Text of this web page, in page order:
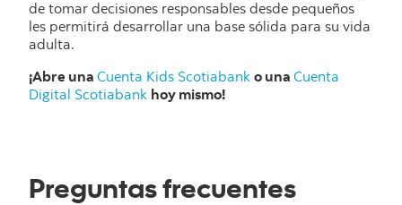
de tomar decisiones responsables desde pequeños
les permitirá desarrollar una base sólida para su vida
adulta.
¡Abre una Cuenta Kids Scotiabank o una Cuenta
Digital Scotiabank hoy mismo!
Preguntas frecuentes